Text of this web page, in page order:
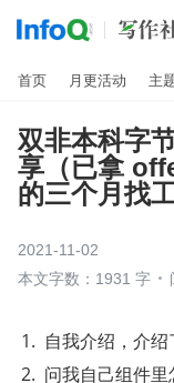
首页 月更活动 主
双非本科字
享（已拿
的三个月找
2021-11-02
本文字数：1931 字
自我介绍，介
问我自己组件